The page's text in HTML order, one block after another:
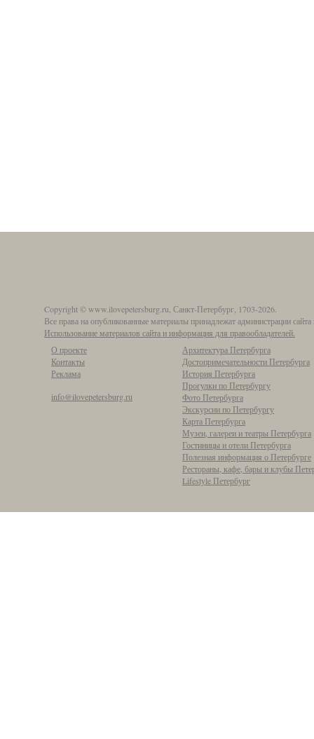
Copyright © www.ilovepetersburg.ru, Санкт-Петербург, 1703-2026.
Все права на опубликованные материалы принадлежат администрации
Использование материалов сайта и информация для правообладателей.
О проекте
Контакты
Реклама
info@ilovepetersburg.ru
Архитектура Петербурга
Достопримечательности Петербурга
История Петербурга
Прогулки по Петербургу
Фото Петербурга
Экскурсии по Петербургу
Карта Петербурга
Музеи, галереи и театры Петербурга
Гостиницы и отели Петербурга
Полезная информация о Петербурге
Рестораны, кафе, бары и клубы
Lifestyle Петербург